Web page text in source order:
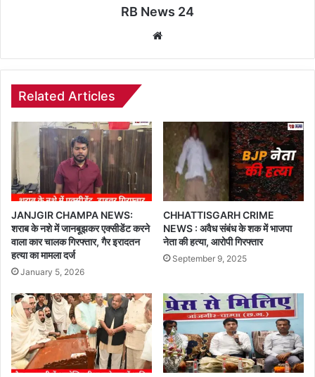
RB News 24
Related Articles
JANJGIR CHAMPA NEWS:
शराब के नशे में जानबूझकर एक्सीडेंट करने
वाला कार चालक गिरफ्तार, गैर इरादतन
हत्या का मामला दर्ज
January 5, 2026
CHHATTISGARH CRIME
NEWS : अवैध संबंध के शक में भाजपा
नेता की हत्या, आरोपी गिरफ्तार
September 9, 2025